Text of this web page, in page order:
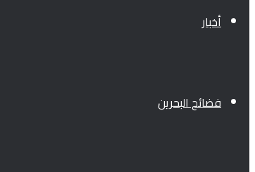
أخبار
فضائح البحرين